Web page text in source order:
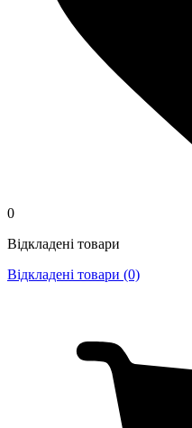
0
Відкладені товари
Відкладені товари (0)